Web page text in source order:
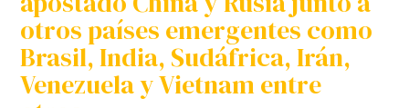
otros países emergentes como
Brasil, India, Sudáfrica, Irán,
Venezuela y Vietnam entre